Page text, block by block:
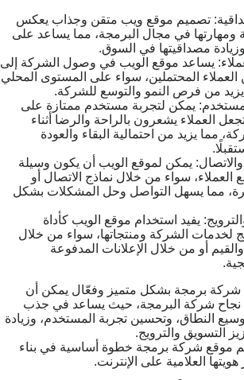
تصميم موقع ويب متقن وجذاب يعكس
ومهارتها في مجال البرمجة، مما يساعد على
وزيادة مصداقيتها في السوق.
يساعد موقع الويب في وصول الشركة إلى
المحتملين، سواء على المستوى المحلي
يزيد من فرص النمو والتوسع للشركة.
يمكن لتجربة مستخدم ممتازة على
العملاء يشعرون بالراحة والرضا أثناء
مما يزيد من احتمالية البقاء والعودة
يمكن لموقع الويب أن يكون وسيلة
العملاء، سواء من خلال نماذج الاتصال أو
مما يسهل التواصل وحل المشكلات بشكل
يفيد استخدام موقع الويب كأداة
لخدمات الشركة ومنتجاتها، سواء من خلال
أو من خلال الإعلانات المدفوعة
شركة برمجة بشكل متميز وفعّال يمكن أن
نجاح شركة البرمجة، حيث يساعد في جذب
وتوسيع النطاق، وتحسين تجربة المستخدم، وزيادة
التسويق والترويج.
موقع شركة برمجة خطوة أساسية في بناء
العلامية على الإنترنت.